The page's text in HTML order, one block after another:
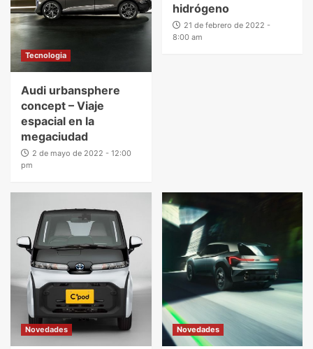
Tecnologia
Audi urbansphere
concept – Viaje
espacial en la
megaciudad
2 de mayo de 2022 - 12:00
pm
hidrógeno
21 de febrero de 2022 -
8:00 am
Novedades Novedades